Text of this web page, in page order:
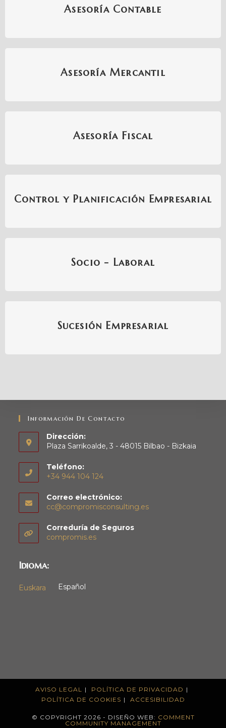
Asesoría Contable
Asesoría Mercantil
Asesoría Fiscal
Control y Planificación Empresarial
Socio - Laboral
Sucesión Empresarial
Información De Contacto
Dirección:
Plaza Sarrikoalde, 3 - 48015 Bilbao - Bizkaia
Teléfono:
+34 944 104 124
Correo electrónico:
cc@compromisconsulting.es
Correduría de Seguros
compromis.es
Idioma:
Euskara Español
AVISO LEGAL
POLÍTICA DE PRIVACIDAD
POLÍTICA DE COOKIES
ACCESIBILIDAD
© COPYRIGHT 2026 - DISEÑO WEB: COMMENT
COMMUNITY MANAGEMENT